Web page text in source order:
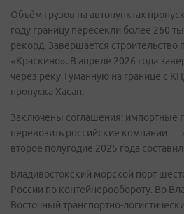
Объём грузов на автопунктах
году границу пересекли более 260
рекорд. Завершается строительство
«Краскино». В апреле 2026 года
через реку Туманную на границе с
пропуска Хасан.
Заключены соглашения: импортные
перевозить российские компании —
второе полугодие 2025 года
Владивостокский морской порт
России по контейнерообороту. Во
Восточный транспортно-